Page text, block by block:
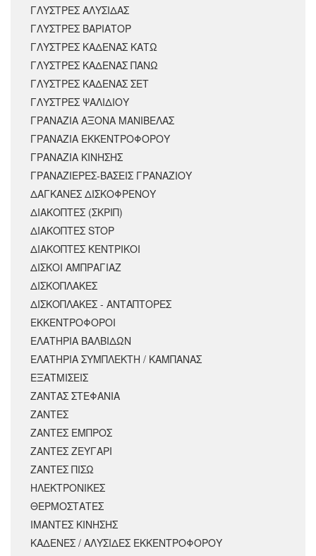
ΓΛΥΣΤΡΕΣ ΑΛΥΣΙΔΑΣ
ΓΛΥΣΤΡΕΣ ΒΑΡΙΑΤΟΡ
ΓΛΥΣΤΡΕΣ ΚΑΔΕΝΑΣ ΚΑΤΩ
ΓΛΥΣΤΡΕΣ ΚΑΔΕΝΑΣ ΠΑΝΩ
ΓΛΥΣΤΡΕΣ ΚΑΔΕΝΑΣ ΣΕΤ
ΓΛΥΣΤΡΕΣ ΨΑΛΙΔΙΟΥ
ΓΡΑΝΑΖΙΑ ΑΞΟΝΑ ΜΑΝΙΒΕΛΑΣ
ΓΡΑΝΑΖΙΑ ΕΚΚΕΝΤΡΟΦΟΡΟΥ
ΓΡΑΝΑΖΙΑ ΚΙΝΗΣΗΣ
ΓΡΑΝΑΖΙΕΡΕΣ-ΒΑΣΕΙΣ ΓΡΑΝΑΖΙΟΥ
ΔΑΓΚΑΝΕΣ ΔΙΣΚΟΦΡΕΝΟΥ
ΔΙΑΚΟΠΤΕΣ (ΣΚΡΙΠ)
ΔΙΑΚΟΠΤΕΣ STOP
ΔΙΑΚΟΠΤΕΣ ΚΕΝΤΡΙΚΟΙ
ΔΙΣΚΟΙ ΑΜΠΡΑΓΙΑΖ
ΔΙΣΚΟΠΛΑΚΕΣ
ΔΙΣΚΟΠΛΑΚΕΣ - ΑΝΤΑΠΤΟΡΕΣ
ΕΚΚΕΝΤΡΟΦΟΡΟΙ
ΕΛΑΤΗΡΙΑ ΒΑΛΒΙΔΩΝ
ΕΛΑΤΗΡΙΑ ΣΥΜΠΛΕΚΤΗ / ΚΑΜΠΑΝΑΣ
ΕΞΑΤΜΙΣΕΙΣ
ΖΑΝΤΑΣ ΣΤΕΦΑΝΙΑ
ΖΑΝΤΕΣ
ΖΑΝΤΕΣ ΕΜΠΡΟΣ
ΖΑΝΤΕΣ ΖΕΥΓΑΡΙ
ΖΑΝΤΕΣ ΠΙΣΩ
ΗΛΕΚΤΡΟΝΙΚΕΣ
ΘΕΡΜΟΣΤΑΤΕΣ
ΙΜΑΝΤΕΣ ΚΙΝΗΣΗΣ
ΚΑΔΕΝΕΣ / ΑΛΥΣΙΔΕΣ ΕΚΚΕΝΤΡΟΦΟΡΟΥ